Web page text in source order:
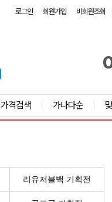
로그인 회원가입 비회원조회
가격검색 가나다순
리유저블백 기획전